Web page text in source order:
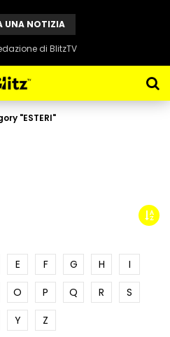
UNA NOTIZIA
di BlitzTV
"ESTERI"
E F G H
I
O P Q R
S
Y Z